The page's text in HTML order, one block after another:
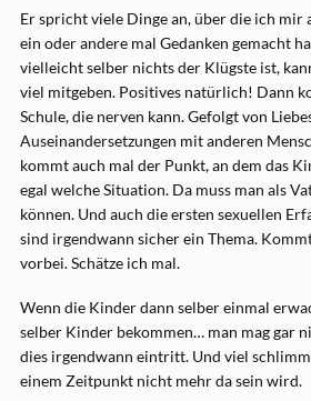
Er spricht viele Dinge an, über die ich mir
ein oder andere mal Gedanken gemacht
vielleicht selber nichts der Klügste ist,
viel mitgeben. Positives natürlich! Dann
Schule, die nerven kann. Gefolgt von
Auseinandersetzungen mit anderen
kommt auch mal der Punkt, an dem das
egal welche Situation. Da muss man als
können. Und auch die ersten sexuellen
sind irgendwann sicher ein Thema.
vorbei. Schätze ich mal.
Wenn die Kinder dann selber einmal
selber Kinder bekommen… man mag gar
dies irgendwann eintritt. Und viel
einem Zeitpunkt nicht mehr da sein wird.